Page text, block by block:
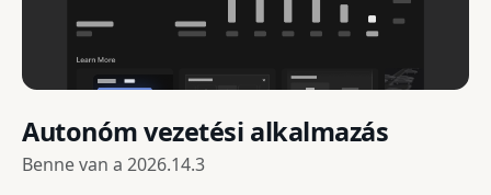
Autonóm vezetési alkalmazás
Benne van a 2026.14.3